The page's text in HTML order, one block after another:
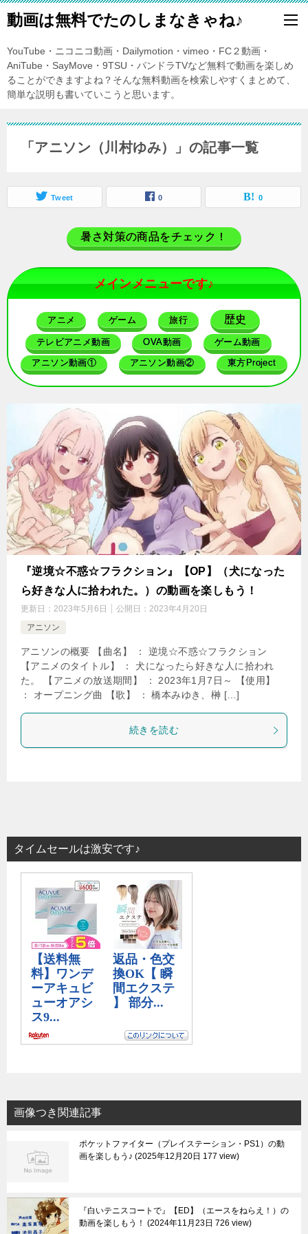
動画は無料でたのしまなきゃね♪
YouTube・ニコニコ動画・Dailymotion・vimeo・FC２動画・
AniTube・SayMove・9TSU・パンドラTVなど無料で動画を楽しめ
ることができますよね？そんな無料動画を検索しやすくまとめて、
簡単な説明も書いていこうと思います。
「アニソン（川村ゆみ）」の記事一覧
Tweet 0 0
暑さ対策の商品をチェック！
メインメニューです♪
アニメ ゲーム 旅行 歴史
テレビアニメ動画 OVA動画 ゲーム動画
アニソン動画① アニソン動画② 東方Project
『逆境☆不惑☆フラクション』【OP】（犬になった
ら好きな人に拾われた。）の動画を楽しもう！
更新日： 2023年5月6日 公開日： 2023年4月20日
アニソン
アニソンの概要 【曲名】 ： 逆境☆不惑☆フラクション
【アニメのタイトル】 ： 犬になったら好きな人に拾われ
た。 【アニメの放送期間】 ： 2023年1月7日～ 【使用】
： オープニング曲 【歌】 ： 橋本みゆき、榊 […]
続きを読む
タイムセールは激安です♪
画像つき関連記事
ポケットファイター（プレイステーション・PS1）の動
画を楽しもう♪ 2025年12月20日 177 view
『白いテニスコートで』【ED】（エースをねらえ！）の
動画を楽しもう！
2024年11月23日 726 view